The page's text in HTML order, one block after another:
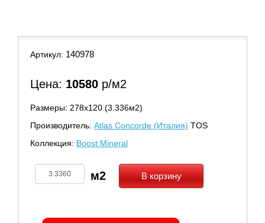
Артикул: 140978
Цена: 10580 р/м2
Размеры: 278х120 (3.336м2)
Производитель: Atlas Concorde (Италия) TOS
Коллекция: Boost Mineral
В корзину